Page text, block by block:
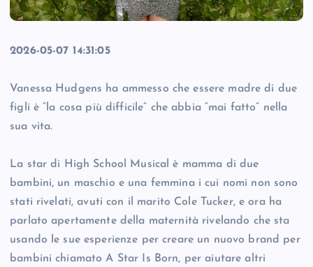
2026-05-07 14:31:05
Vanessa Hudgens ha ammesso che essere madre di due
figli è “la cosa più difficile” che abbia “mai fatto” nella
sua vita.
La star di High School Musical è mamma di due
bambini, un maschio e una femmina i cui nomi non sono
stati rivelati, avuti con il marito Cole Tucker, e ora ha
parlato apertamente della maternità rivelando che sta
usando le sue esperienze per creare un nuovo brand per
bambini chiamato A Star Is Born, per aiutare altri